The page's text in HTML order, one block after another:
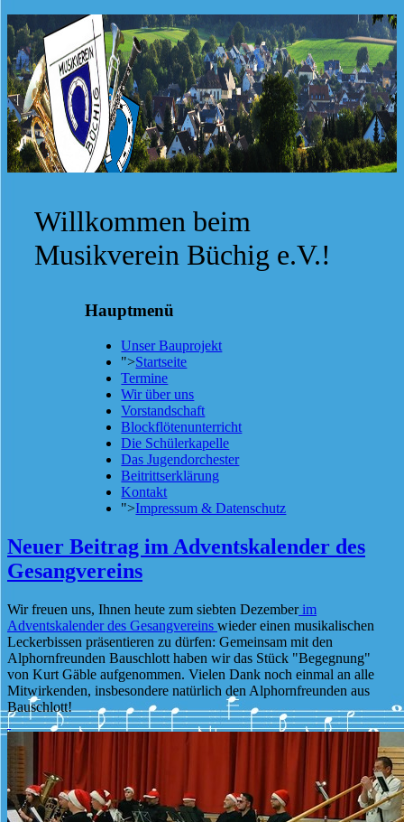
Willkommen beim
Musikverein Büchig e.V.!
Hauptmenü
Unser Bauprojekt
">Startseite
Termine
Wir über uns
Vorstandschaft
Blockflötenunterricht
Die Schülerkapelle
Das Jugendorchester
Beitrittserklärung
Kontakt
">Impressum & Datenschutz
Neuer Beitrag im Adventskalender des
Gesangvereins
Wir freuen uns, Ihnen heute zum siebten Dezemberim
Adventskalender des Gesangvereins wieder einen musikalischen
Leckerbissen präsentieren zu dürfen: Gemeinsam mit den
Alphornfreunden Bauschlott haben wir das Stück "Begegnung"
von Kurt Gäble aufgenommen. Vielen Dank noch einmal an alle
Mitwirkenden, insbesondere natürlich den Alphornfreunden aus
Bauschlott!